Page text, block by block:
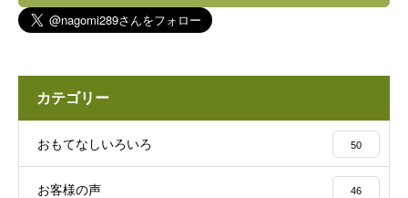
カテゴリー
おもてなしいろいろ 50
お客様の声 46